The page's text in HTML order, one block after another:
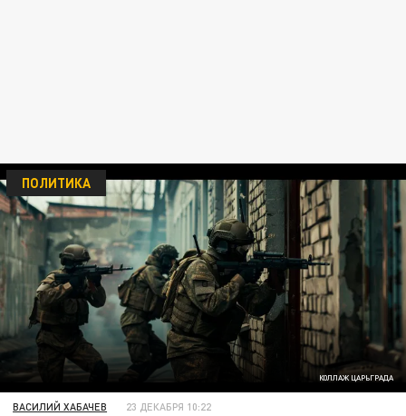
КОЛЛАЖ ЦАРЬГРАДА
ПОЛИТИКА
ВАСИЛИЙ ХАБАЧЕВ 23 ДЕКАБРЯ 10:22